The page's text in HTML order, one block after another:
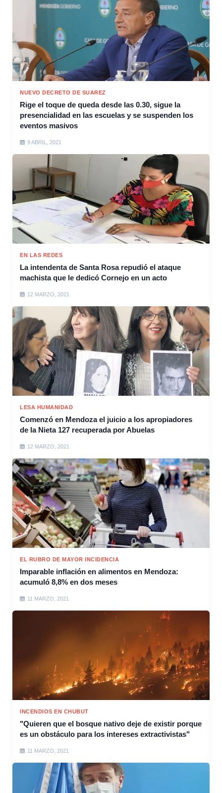
NUEVO DECRETO DE SUAREZ
Rige el toque de queda desde las 0.30, sigue la
presencialidad en las escuelas y se suspenden los
eventos masivos
9 ABRIL, 2021
EN LAS REDES
La intendenta de Santa Rosa repudió el ataque
machista que le dedicó Cornejo en un acto
12 MARZO, 2021
LESA HUMANIDAD
Comenzó en Mendoza el juicio a los apropiadores
de la Nieta 127 recuperada por Abuelas
12 MARZO, 2021
EL RUBRO DE MAYOR INCIDENCIA
Imparable inflación en alimentos en Mendoza:
acumuló 8,8% en dos meses
11 MARZO, 2021
INCENDIOS EN CHUBUT
"Quieren que el bosque nativo deje de existir porque
es un obstáculo para los intereses extractivistas"
11 MARZO, 2021